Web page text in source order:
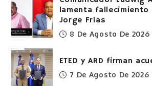
lamenta
Jorge Frías
8 De Agosto De 2026
ETED y ARD firman
7 De Agosto De 2026